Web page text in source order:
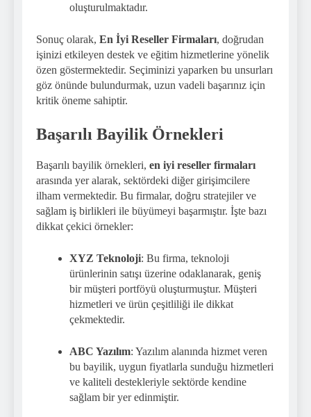
oluşturulmaktadır.
Sonuç olarak, En İyi Reseller Firmaları, doğrudan
işinizi etkileyen destek ve eğitim hizmetlerine yönelik
özen göstermektedir. Seçiminizi yaparken bu unsurları
göz önünde bulundurmak, uzun vadeli başarınız için
kritik öneme sahiptir.
Başarılı Bayilik Örnekleri
Başarılı bayilik örnekleri, en iyi reseller firmaları
arasında yer alarak, sektördeki diğer girişimcilere
ilham vermektedir. Bu firmalar, doğru stratejiler ve
sağlam iş birlikleri ile büyümeyi başarmıştır. İşte bazı
dikkat çekici örnekler:
XYZ Teknoloji: Bu firma, teknoloji
ürünlerinin satışı üzerine odaklanarak, geniş
bir müşteri portföyü oluşturmuştur. Müşteri
hizmetleri ve ürün çeşitliliği ile dikkat
çekmektedir.
ABC Yazılım: Yazılım alanında hizmet veren
bu bayilik, uygun fiyatlarla sunduğu hizmetleri
ve kaliteli destekleriyle sektörde kendine
sağlam bir yer edinmiştir.